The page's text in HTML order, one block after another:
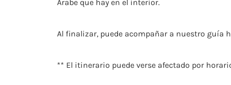
Árabe que hay en el interior.
Al finalizar, puede acompañar a nuestro guía
** El itinerario puede verse afectado por